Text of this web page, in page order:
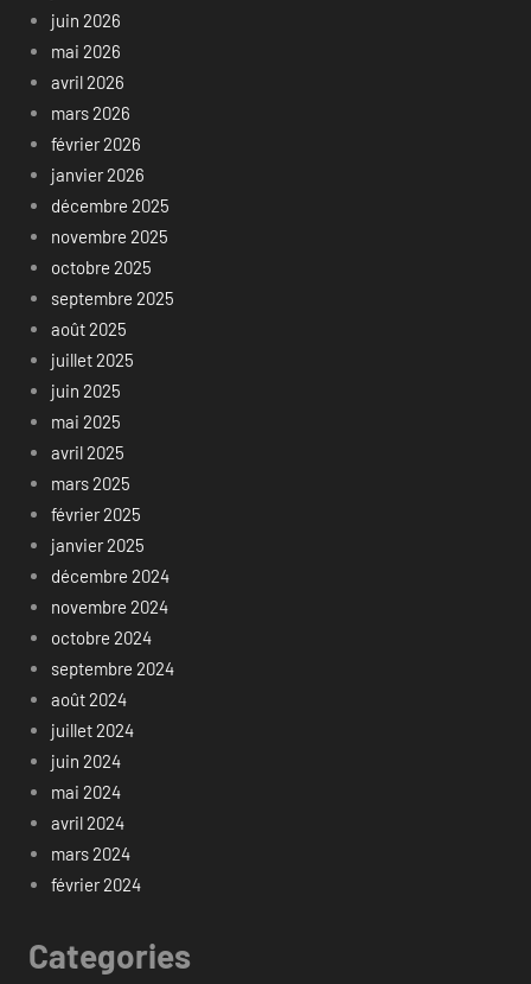
juin 2026
mai 2026
avril 2026
mars 2026
février 2026
janvier 2026
décembre 2025
novembre 2025
octobre 2025
septembre 2025
août 2025
juillet 2025
juin 2025
mai 2025
avril 2025
mars 2025
février 2025
janvier 2025
décembre 2024
novembre 2024
octobre 2024
septembre 2024
août 2024
juillet 2024
juin 2024
mai 2024
avril 2024
mars 2024
février 2024
Categories